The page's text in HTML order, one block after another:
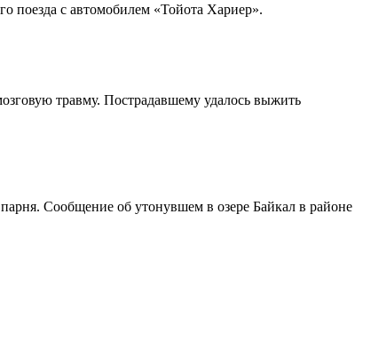
поезда с автомобилем «Тойота Хариер».
травму. Пострадавшему удалось выжить
Сообщение об утонувшем в озере Байкал в районе